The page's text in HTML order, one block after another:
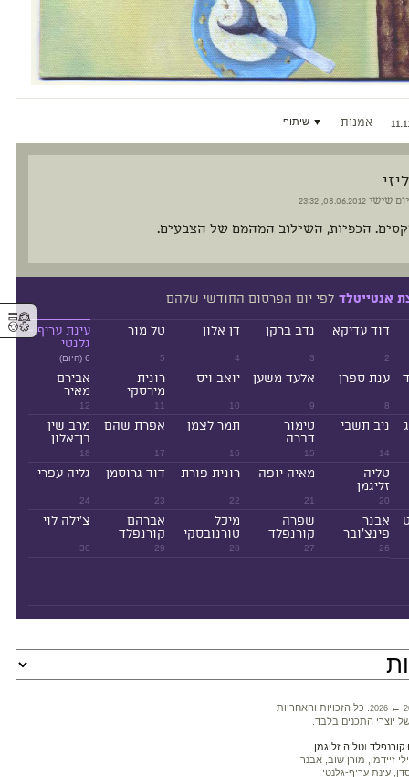
אמנות ▼ שיתוף
ליזי
יום שישי
הכפיות, השילוב המהמם של הצבעים.
אנטייטלד לפי יום הפרסום החודשי שלהם
2
דוד עדיקא
3
נדב ברקן
4
דן אלון
5
טל מור
6 (היום)
עינת עריף -
גלנטי
8
ענת ספרן
9
אלעד משען
10
יואב ויס
11
רונית
מירסקי
12
אבירם
מאיר
14
ניב תשבי
15
טימור
דברה
16
תמר לצמן
17
אפרת שהם
18
מרב שין
בן־אלון
20
טליה
זליגמן
21
מאיה יופה
22
רונית פורת
23
דוד גרוסמן
24
גליה עפרי
26
אבנר
פינצ'ובר
27
שפרה
קורנפלד
28
מיכל
טורנובסקי
29
אברהם
קורנפלד
30
צ'ילה לוי
2026 ←
. כל הזכויות והאחריות
יוצרי התכנים בלבד.
וטליה זליגמן
זיידמן, מורן שוב, אבנר
עינת עריף-גלנטי
⚥︎